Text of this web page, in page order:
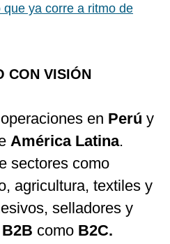
ya corre a ritmo de
CON VISIÓN
en Perú y
América Latina.
sectores como
agricultura, textiles y
selladores y
B2B como B2C.